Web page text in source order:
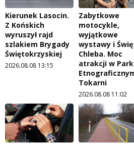
Kierunek Lasocin.
Z Końskich
wyruszył rajd
szlakiem Brygady
Świętokrzyskiej
2026.08.08 13:15
Zabytkowe
motocykle,
wyjątkowe
wystawy i
Chleba. Moc
atrakcji w
Tokarni
2026.08.08 11:02